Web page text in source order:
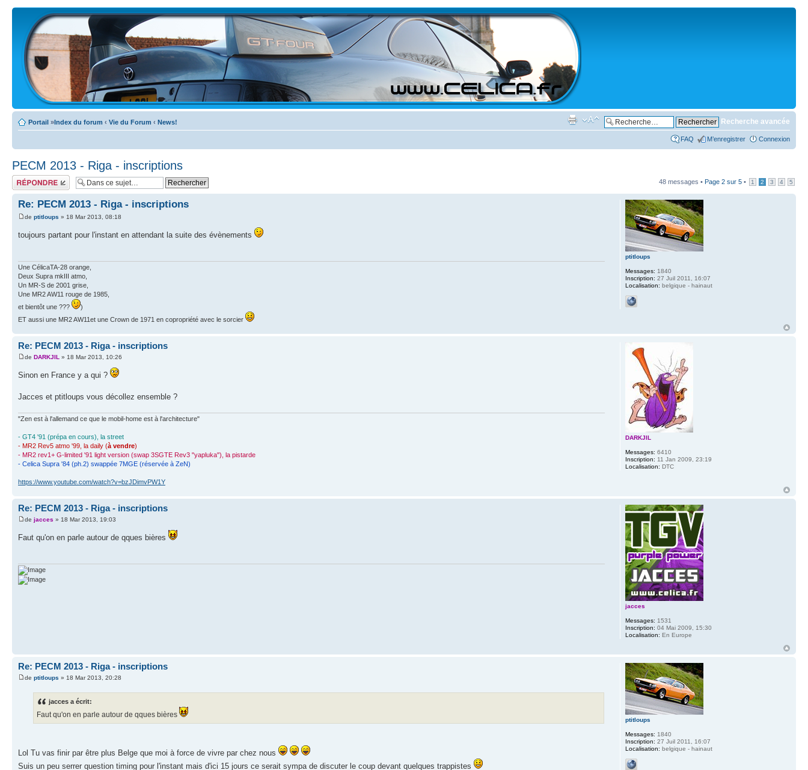
Portail »Index du forum ‹ Vie du Forum ‹ News! Recherche avancée
FAQ M’enregistrer Connexion
PECM 2013 - Riga - inscriptions
Écrire un
commentaire
48 messages • Page 2 sur 5 • 1 2 3 4 5
Re: PECM 2013 - Riga - inscriptions
de ptitloups » 18 Mar 2013, 08:18
toujours partant pour l'instant en attendant la suite des évènements
Une CélicaTA-28 orange,
Deux Supra mkIII atmo,
Un MR-S de 2001 grise,
Une MR2 AW11 rouge de 1985,
et bientôt une ???
)
ET aussi une MR2 AW11et une Crown de 1971 en copropriété avec le sorcier
ptitloups
Messages: 1840
Inscription: 27 Juil 2011, 16:07
Localisation: belgique - hainaut
Re: PECM 2013 - Riga - inscriptions
de DARKJIL » 18 Mar 2013, 10:26
Sinon en France y a qui ?
Jacces et ptitloups vous décollez ensemble ?
"Zen est à l'allemand ce que le mobil-home est à l'architecture"
- GT4 '91 (prépa en cours), la street
- MR2 Rev5 atmo '99, la daily (à vendre)
- MR2 rev1+ G-limited '91 light version (swap 3SGTE Rev3 "yapluka"), la pistarde
- Celica Supra '84 (ph.2) swappée 7MGE (réservée à ZeN)
https://www.youtube.com/watch?v=bzJDimvPW1Y
DARKJIL
Messages: 6410
Inscription: 11 Jan 2009, 23:19
Localisation: DTC
Re: PECM 2013 - Riga - inscriptions
de jacces » 18 Mar 2013, 19:03
Faut qu'on en parle autour de qques bières
jacces
Messages: 1531
Inscription: 04 Mai 2009, 15:30
Localisation: En Europe
Re: PECM 2013 - Riga - inscriptions
de ptitloups » 18 Mar 2013, 20:28
jacces a écrit:
Faut qu'on en parle autour de qques bières
Lol Tu vas finir par être plus Belge que moi à force de vivre par chez nous
Suis un peu serrer question timing pour l'instant mais d'ici 15 jours ce serait sympa de discuter le coup devant quelques trappistes
ptitloups
Messages: 1840
Inscription: 27 Juil 2011, 16:07
Localisation: belgique - hainaut